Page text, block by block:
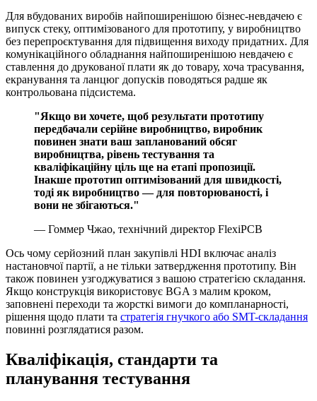
Для вбудованих виробів найпоширенішою бізнес-невдачею є
випуск стеку, оптимізованого для прототипу, у виробництво
без перепроєктування для підвищення виходу придатних. Для
комунікаційного обладнання найпоширенішою невдачею є
ставлення до друкованої плати як до товару, хоча трасування,
екранування та ланцюг допусків поводяться радше як
контрольована підсистема.
"Якщо ви хочете, щоб результати прототипу
передбачали серійне виробництво, виробник
повинен знати ваш запланований обсяг
виробництва, рівень тестування та
кваліфікаційну ціль ще на етапі пропозиції.
Інакше прототип оптимізований для швидкості,
тоді як виробництво — для повторюваності, і
вони не збігаються."
— Гоммер Чжао, технічний директор FlexiPCB
Ось чому серйозний план закупівлі HDI включає аналіз
настановчої партії, а не тільки затвердження прототипу. Він
також повинен узгоджуватися з вашою стратегією складання.
Якщо конструкція використовує BGA з малим кроком,
заповнені переходи та жорсткі вимоги до компланарності,
рішення щодо плати та стратегія гнучкого або SMT-складання
повинні розглядатися разом.
Кваліфікація, стандарти та
планування тестування